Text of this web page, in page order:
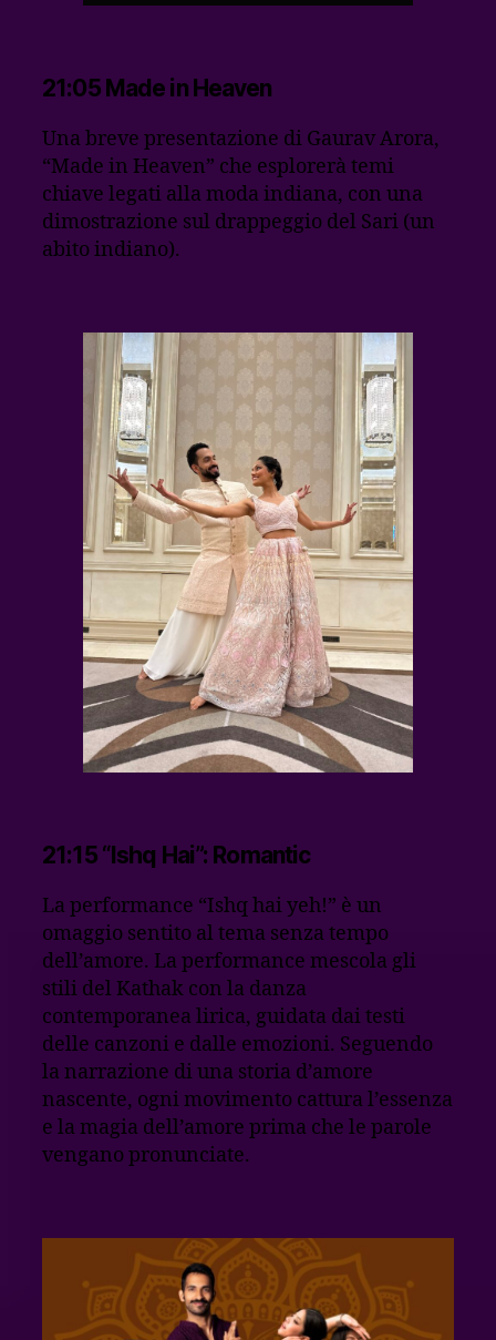
21:05 Made in Heaven
Una breve presentazione di Gaurav Arora,
“Made in Heaven” che esplorerà temi
chiave legati alla moda indiana, con una
dimostrazione sul drappeggio del Sari (un
abito indiano).
21:15 “Ishq Hai”: Romantic
La performance “Ishq hai yeh!” è un
omaggio sentito al tema senza tempo
dell’amore. La performance mescola gli
stili del Kathak con la danza
contemporanea lirica, guidata dai testi
delle canzoni e dalle emozioni. Seguendo
la narrazione di una storia d’amore
nascente, ogni movimento cattura l’essenza
e la magia dell’amore prima che le parole
vengano pronunciate.